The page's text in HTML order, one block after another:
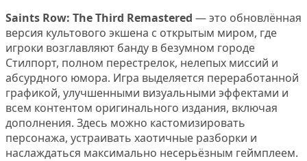
Saints Row: The Third Remastered — это обновлённая
версия культового экшена с открытым миром, где
игроки возглавляют банду в безумном городе
Стилпорт, полном перестрелок, нелепых миссий и
абсурдного юмора. Игра выделяется переработанной
графикой, улучшенными визуальными эффектами и
всем контентом оригинального издания, включая
дополнения. Здесь можно кастомизировать
персонажа, устраивать хаотичные разборки и
наслаждаться максимально несерьёзным геймплеем.